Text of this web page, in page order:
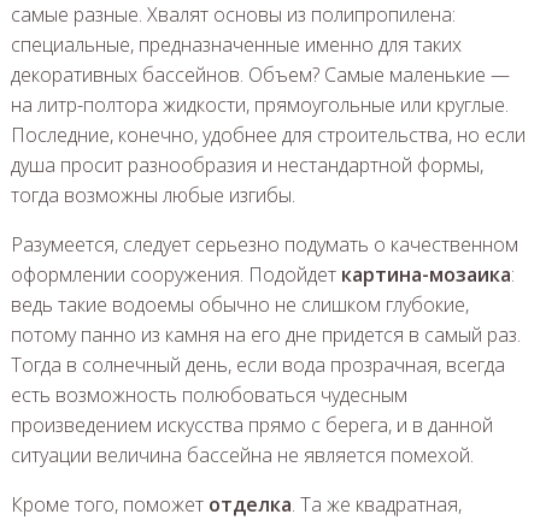
самые разные. Хвалят основы из полипропилена:
специальные, предназначенные именно для таких
декоративных бассейнов. Объем? Самые маленькие —
на литр-полтора жидкости, прямоугольные или круглые.
Последние, конечно, удобнее для строительства, но если
душа просит разнообразия и нестандартной формы,
тогда возможны любые изгибы.
Разумеется, следует серьезно подумать о качественном
оформлении сооружения. Подойдет картина-мозаика:
ведь такие водоемы обычно не слишком глубокие,
потому панно из камня на его дне придется в самый раз.
Тогда в солнечный день, если вода прозрачная, всегда
есть возможность полюбоваться чудесным
произведением искусства прямо с берега, и в данной
ситуации величина бассейна не является помехой.
Кроме того, поможет отделка. Та же квадратная,